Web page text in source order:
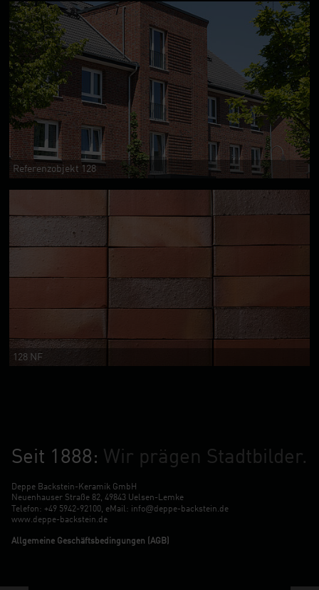
Referenzobjekt 128
128 NF
Seit 1888: Wir prägen Stadtbilder.
Deppe Backstein-Keramik GmbH
Neuenhauser Straße 82, 49843 Uelsen-Lemke
Telefon: +49 5942-92100, eMail: info@deppe-backstein.de
www.deppe-backstein.de
Allgemeine Geschäftsbedingungen (AGB)